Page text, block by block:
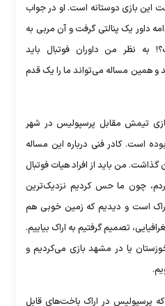
بازی دوستانه است. او در جواب
داور یک پنالتی گرفت و آن مربی به
به نظر من داوران فوتبال باید
همین مساله می‌تواند ما را یک قدم
بازی تیمش مقابل پرسپولیس در شهر
است. کادر فنی درباره این مساله
من باید از افراد هیات فوتبال
چون ما حس کردیم نزدیک‌ترین
است و دیدیم که زمین خوبی هم
تصمیم گرفتیم به اراک بیاییم.
یا در مشهد بازی می‌کردیم و
پرسپولیس در اراک باخت‌های قابل